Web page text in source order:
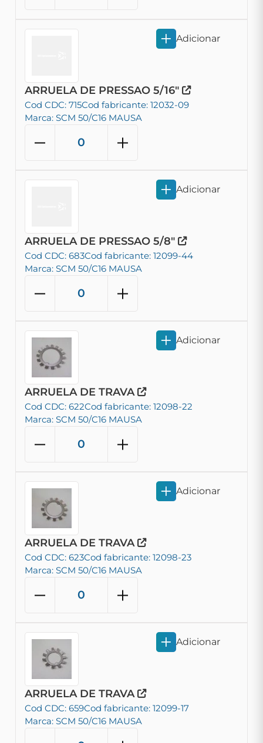
ARRUELA DE PRESSAO 5/16"
Cod CDC: 715Cod fabricante: 12032-09
Marca: SCM 50/C16 MAUSA
Adicionar
ARRUELA DE PRESSAO 5/8"
Cod CDC: 683Cod fabricante: 12099-44
Marca: SCM 50/C16 MAUSA
Adicionar
ARRUELA DE TRAVA
Cod CDC: 622Cod fabricante: 12098-22
Marca: SCM 50/C16 MAUSA
Adicionar
ARRUELA DE TRAVA
Cod CDC: 623Cod fabricante: 12098-23
Marca: SCM 50/C16 MAUSA
Adicionar
ARRUELA DE TRAVA
Cod CDC: 659Cod fabricante: 12099-17
Marca: SCM 50/C16 MAUSA
Adicionar